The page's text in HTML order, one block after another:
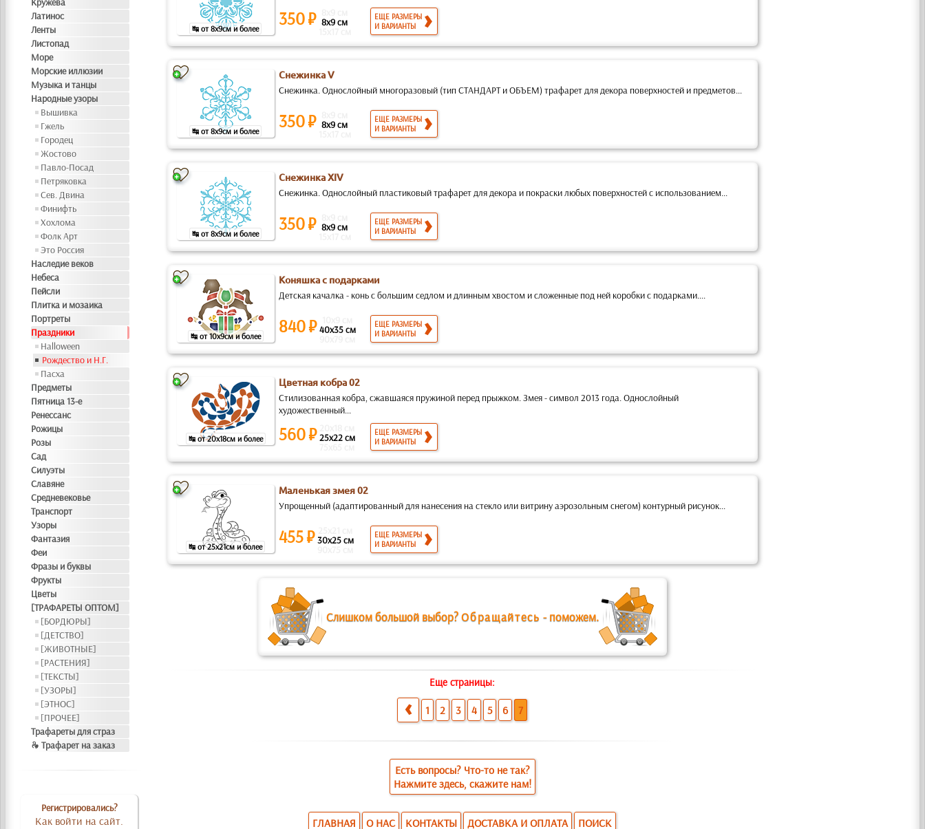
Латинос
Ленты
Листопад
Море
Морские иллюзии
Музыка и танцы
Народные узоры
Вышивка
Гжель
Городец
Жостово
Павло-Посад
Петряковка
Сев. Двина
Финифть
Хохлома
Фолк Арт
Это Россия
Наследие веков
Небеса
Пейсли
Плитка и мозаика
Портреты
Праздники
Halloween
Рождество и Н.Г.
Пасха
Предметы
Пятница 13-е
Ренессанс
Рожицы
Розы
Сад
Силуэты
Славяне
Средневековье
Транспорт
Узоры
Фантазия
Феи
Фразы и буквы
Фрукты
Цветы
[ТРАФАРЕТЫ ОПТОМ]
[БОРДЮРЫ]
[ДЕТСТВО]
[ЖИВОТНЫЕ]
[РАСТЕНИЯ]
[ТЕКСТЫ]
[УЗОРЫ]
[ЭТНОС]
[ПРОЧЕЕ]
Трафареты для страз
❧ Трафарет на заказ
Регистрировались?
Как войти на сайт.
↹ от 8x9см и более 350 ₽ 8x9 см
ЕЩЕ РАЗМЕРЫ
И ВАРИАНТЫ
↹ от 8x9см и более
Снежинка V
Снежинка. Однослойный многоразовый (тип СТАНДАРТ и ОБЪЕМ) трафарет для декора поверхностей и предметов...
350 ₽ 8x9 см
ЕЩЕ РАЗМЕРЫ
И ВАРИАНТЫ
↹ от 8x9см и более
Снежинка XIV
Снежинка. Однослойный пластиковый трафарет для декора и покраски любых поверхностей с использованием...
350 ₽ 8x9 см
ЕЩЕ РАЗМЕРЫ
И ВАРИАНТЫ
↹ от 10x9см и более
Коняшка с подарками
Детская качалка - конь с большим седлом и длинным хвостом и сложенные под ней коробки с подарками....
840 ₽40x35 см
ЕЩЕ РАЗМЕРЫ
И ВАРИАНТЫ
↹ от 20x18см и более
Цветная кобра 02
Стилизованная кобра, сжавшаяся пружиной перед прыжком. Змея - символ 2013 года. Однослойный
художественный...
560 ₽25x22 см
ЕЩЕ РАЗМЕРЫ
И ВАРИАНТЫ
↹ от 25x21см и более
Маленькая змея 02
Упрощенный (адаптированный для нанесения на стекло или витрину аэрозольным снегом) контурный рисунок...
455 ₽30x25 см
ЕЩЕ РАЗМЕРЫ
И ВАРИАНТЫ
Слишком большой выбор?Обращайтесь - поможем.
Еще страницы:
1 2 3 4 5 6 7
Есть вопросы? Что-то не так?
Нажмите здесь, скажите нам!
ГЛАВНАЯ О НАС КОНТАКТЫ ДОСТАВКА И ОПЛАТА ПОИСК